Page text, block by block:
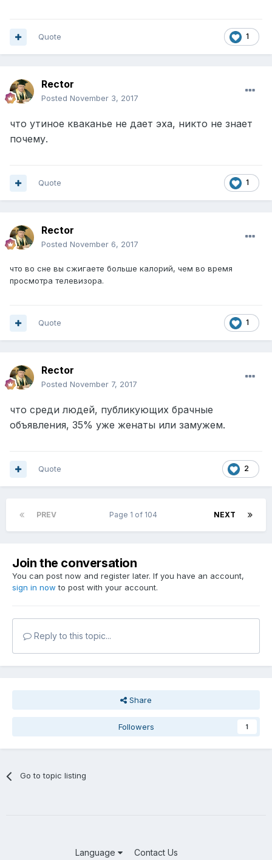
1
Quote
Rector
Posted November 3, 2017
что утиное кваканье не дает эха, никто не знает
почему.
1
Quote
Rector
Posted November 6, 2017
что во сне вы сжигаете больше калорий, чем во время
просмотра телевизора.
1
Quote
Rector
Posted November 7, 2017
что среди людей, публикующих брачные
объявления, 35% уже женаты или замужем.
2
Quote
PREV NEXT
Page 1 of 104
Join the conversation
You can post now and register later. If you have an account,
sign in now to post with your account.
Reply to this topic...
Share
Followers 1
Go to topic listing
Language Contact Us